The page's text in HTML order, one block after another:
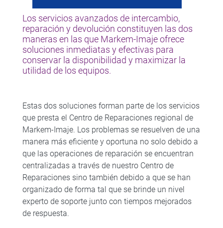
Los servicios avanzados de intercambio,
reparación y devolución constituyen las dos
maneras en las que Markem-Imaje ofrece
soluciones inmediatas y efectivas para
conservar la disponibilidad y maximizar la
utilidad de los equipos.
Estas dos soluciones forman parte de los servicios
que presta el Centro de Reparaciones regional de
Markem-Imaje. Los problemas se resuelven de una
manera más eficiente y oportuna no solo debido a
que las operaciones de reparación se encuentran
centralizadas a través de nuestro Centro de
Reparaciones sino también debido a que se han
organizado de forma tal que se brinde un nivel
experto de soporte junto con tiempos mejorados
de respuesta.